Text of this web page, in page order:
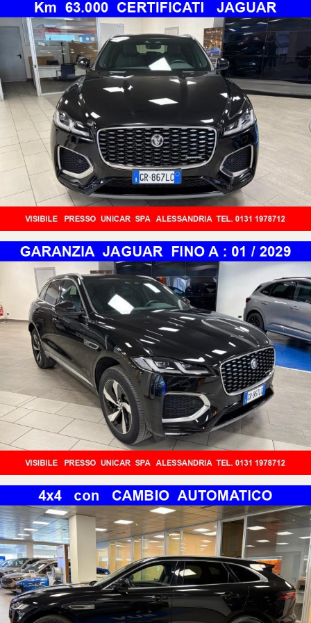
ALLESTIMENTO:R-DYNAMIC S
SUPER ACCESSORIATA DI:
-CLIMATIZZATORE AUTOMATICO BI-ZONA
-QUADRO STRUMENTI DIGITALE
-SEDILI IN PELLE
-SEDILI ANTERIORI CON REGOLAZIONI ELETTRICHE
-PORTELLONE POSTERIORE CON APERTURA/CHIUSURA ELETTRICA
-POWER BUTTON (ACCENSIONE VETTURA CON PULSANTE)
-CERCHI IN LEGA 19"
-PNEUMATICI ALL SEASON
-RUOTINO DI SCORTA
-VETRI POSTERIORI OSCURATI
-SENSORI DI PARCHEGGIO ANTERIORI
-TELECAMERA POSTERIORE
-FARI A LED
-FARI FENDINEBBIA
-LUCI DIURNE A LED
-ACCENSIONE AUTOMATICA FARI
-SENSORE PIOGGIA
-VOLANTE IN PELLE
-BRACCIOLO
-CRUISE CONTROL ADATTIVO
-START & STOP
-10 AIR-BAG
-ABS & ESP
-ILLUMINAZIONE DELL' ABITACOLO CONFIGURABILE
-MONITORAGGIO PRESSIONE PNEUMATICI
-SISTEMA DI ASSISTENZA ALLA FRENATA
-SISTEMA DI MANTENIMENTO CORSIA
-RILEVATORE STANCHEZZA CONDUCENTE
-RICONOSCIMENTO SEGNALI STRADALI
-NAVIGATORE TOUCH SCREEN
-VIVAVOCE BLUETOOTH
-COMANDI VOCALI
-PRESE USB
-APPLE CAR PLAY
-ANDROID AUTO
-RICARICA WHIRELESS X CELLULARE
PER PRENDERE VISIONE DEL VEICOLO IN MODO ANCORA PIU'